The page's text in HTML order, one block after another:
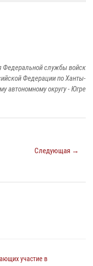
Федеральной службы войск
Федерации по Ханты-
автономному округу - Югре
Следующая →
участие в